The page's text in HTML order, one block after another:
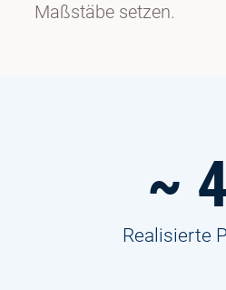
Maßstäbe setzen.
~
Realisierte